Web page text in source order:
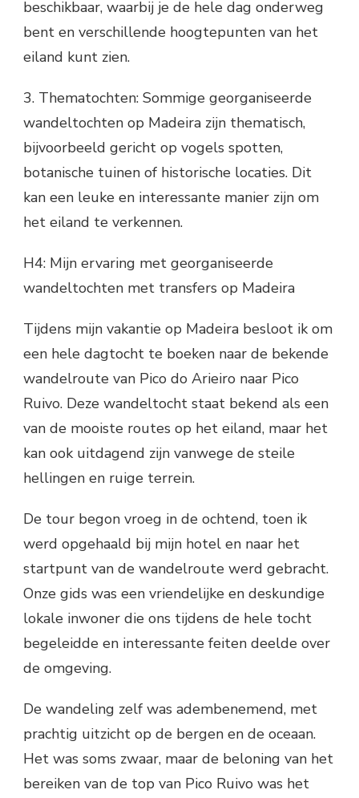
beschikbaar, waarbij je de hele dag onderweg
bent en verschillende hoogtepunten van het
eiland kunt zien.
3. Thematochten: Sommige georganiseerde
wandeltochten op Madeira zijn thematisch,
bijvoorbeeld gericht op vogels spotten,
botanische tuinen of historische locaties. Dit
kan een leuke en interessante manier zijn om
het eiland te verkennen.
H4: Mijn ervaring met georganiseerde
wandeltochten met transfers op Madeira
Tijdens mijn vakantie op Madeira besloot ik om
een hele dagtocht te boeken naar de bekende
wandelroute van Pico do Arieiro naar Pico
Ruivo. Deze wandeltocht staat bekend als een
van de mooiste routes op het eiland, maar het
kan ook uitdagend zijn vanwege de steile
hellingen en ruige terrein.
De tour begon vroeg in de ochtend, toen ik
werd opgehaald bij mijn hotel en naar het
startpunt van de wandelroute werd gebracht.
Onze gids was een vriendelijke en deskundige
lokale inwoner die ons tijdens de hele tocht
begeleidde en interessante feiten deelde over
de omgeving.
De wandeling zelf was adembenemend, met
prachtig uitzicht op de bergen en de oceaan.
Het was soms zwaar, maar de beloning van het
bereiken van de top van Pico Ruivo was het